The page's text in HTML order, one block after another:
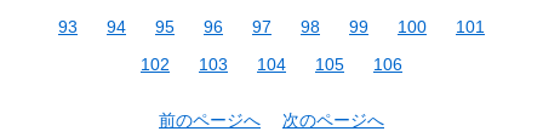
93
94 95 96 97 98 99 100
101
102
103 104 105 106
前のページへ 次のページへ